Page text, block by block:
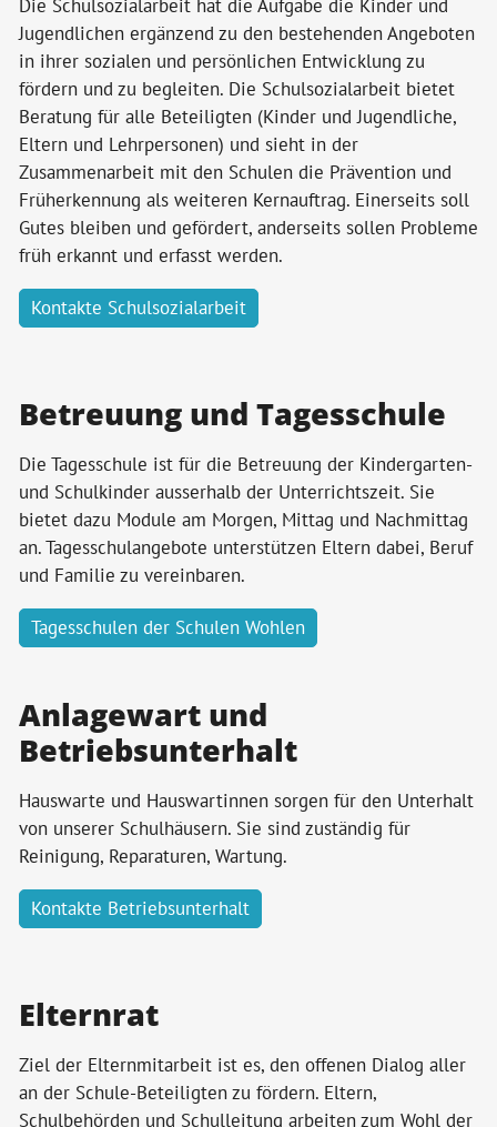
Die Schulsozialarbeit hat die Aufgabe die Kinder und
Jugendlichen ergänzend zu den bestehenden Angeboten
in ihrer sozialen und persönlichen Entwicklung zu
fördern und zu begleiten. Die Schulsozialarbeit bietet
Beratung für alle Beteiligten (Kinder und Jugendliche,
Eltern und Lehrpersonen) und sieht in der
Zusammenarbeit mit den Schulen die Prävention und
Früherkennung als weiteren Kernauftrag. Einerseits soll
Gutes bleiben und gefördert, anderseits sollen Probleme
früh erkannt und erfasst werden.
Kontakte Schulsozialarbeit
Betreuung und Tagesschule
Die Tagesschule ist für die Betreuung der Kindergarten-
und Schulkinder ausserhalb der Unterrichtszeit. Sie
bietet dazu Module am Morgen, Mittag und Nachmittag
an. Tagesschulangebote unterstützen Eltern dabei, Beruf
und Familie zu vereinbaren.
Tagesschulen der Schulen Wohlen
Anlagewart und
Betriebsunterhalt
Hauswarte und Hauswartinnen sorgen für den Unterhalt
von unserer Schulhäusern. Sie sind zuständig für
Reinigung, Reparaturen, Wartung.
Kontakte Betriebsunterhalt
Elternrat
Ziel der Elternmitarbeit ist es, den offenen Dialog aller
an der Schule-Beteiligten zu fördern. Eltern,
Schulbehörden und Schulleitung arbeiten zum Wohl der